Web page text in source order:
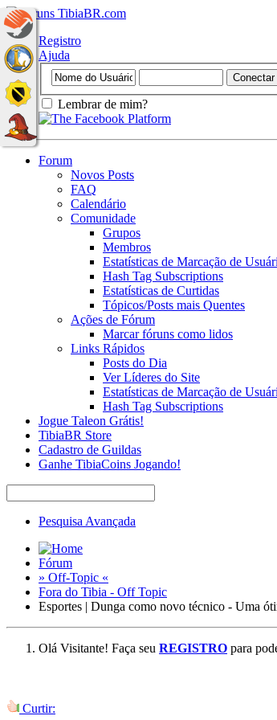
Registro
Ajuda
Lembrar de mim?
Forum
Novos Posts
FAQ
Calendário
Comunidade
Grupos
Membros
Estatísticas de Marcação de
Hash Tag Subscriptions
Estatísticas de Curtidas
Tópicos/Posts mais Quentes
Ações de Fórum
Marcar fóruns como lidos
Links Rápidos
Posts do Dia
Ver Líderes do Site
Estatísticas de Marcação de
Hash Tag Subscriptions
Jogue Taleon Grátis!
TibiaBR Store
Cadastro de Guildas
Ganhe TibiaCoins Jogando!
Pesquisa Avançada
Fórum
» Off-Topic «
Fora do Tibia - Off Topic
Esportes | Dunga como novo técnico - Uma
Olá Visitante! Faça seu REGISTRO para
Curtir: